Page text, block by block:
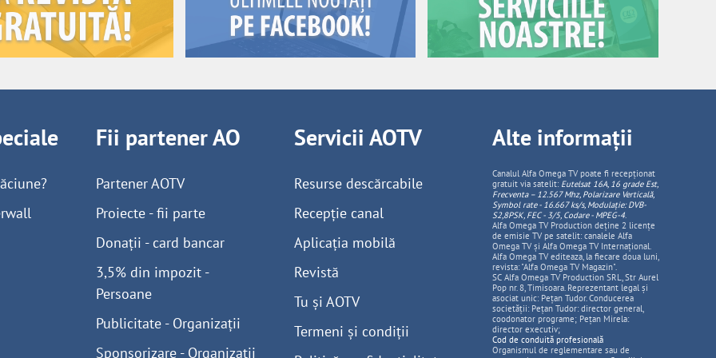
Fii partener AO
Partener AOTV
Proiecte - fii parte
Donații - card bancar
3,5% din impozit -
Persoane
Publicitate - Organizații
Sponsorizare - Organizații
Servicii AOTV
Resurse descărcabile
Recepție canal
Aplicația mobilă
Revistă
Tu și AOTV
Termeni și condiții
Alte informații
Canalul Alfa Omega TV poate fi recepționat
gratuit via satelit: Eutelsat 16A, 16 grade Est,
Frecventa – 12.567 Mhz, PolarizareVerticală,
Symbol rate - 16.667 ks/s, Modulație: DVB-
S2,8PSK, FEC - 3/5, Codare - MPEG-4.
Alfa Omega TV Production deține 2 licențe
de emisie TV pe satelit: canalele Alfa
Omega TV și Alfa Omega TV Internațional.
Alfa Omega TV editeaza, la fiecare doua luni,
revista: "Alfa Omega TV Magazin".
SC Alfa Omega TV Production SRL, Str Aurel
Pop nr. 8, Timisoara. Reprezentant legal și
asociat unic: Pețan Tudor. Conducerea
societății: Pețan Tudor: director general,
coodonator programe; Pețan Mirela:
director executiv;
Cod de conduită profesională
Organismul de reglementare sau de